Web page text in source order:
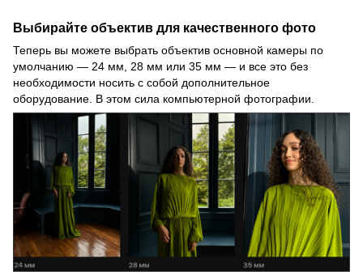
Выбирайте объектив для качественного фото
Теперь вы можете выбрать объектив основной камеры по
умолчанию — 24 мм, 28 мм или 35 мм — и все это без
необходимости носить с собой дополнительное
оборудование. В этом сила компьютерной фотографии.